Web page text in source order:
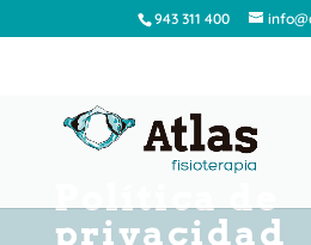
943 311 400
Política de
privacidad